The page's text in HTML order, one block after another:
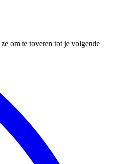
om te toveren tot je volgende